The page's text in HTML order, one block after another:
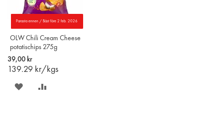
Parasta ennen / Bäst före 2 feb. 2026
OLW Chili Cream Cheese
potatischips 275g
39,00 kr
139.29 kr/kgs
SPARA